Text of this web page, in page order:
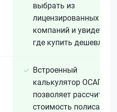
выбрать из
лицензированных 15+
компаний и увидеть,
где купить дешевле
Встроенный
калькулятор ОСАГО
позволяет рассчитать
стоимость полиса